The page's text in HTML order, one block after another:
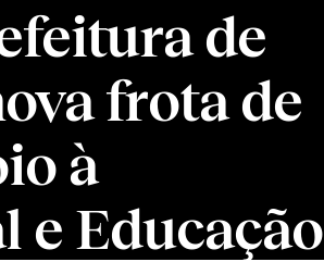
de
frota de
à
e Educação